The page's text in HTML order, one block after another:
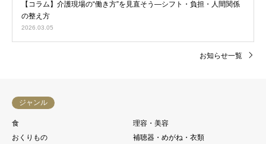
【コラム】介護現場の“働き方”を見直そう―シフト・負担・人間関係
の整え方
2026.03.05
お知らせ一覧
ジャンル
食
理容・美容
おくりもの
補聴器・めがね・衣類